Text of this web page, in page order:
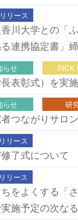
リース
川大学との「
連携協定書」
らせ PICK
表彰式）を実
らせ 研
つながりサロ
リース
了式について
リース
をよくする「
施予定の次な